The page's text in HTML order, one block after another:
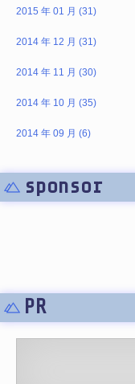
2015 年 01 月 (31)
2014 年 12 月 (31)
2014 年 11 月 (30)
2014 年 10 月 (35)
2014 年 09 月 (6)
sponsor
PR